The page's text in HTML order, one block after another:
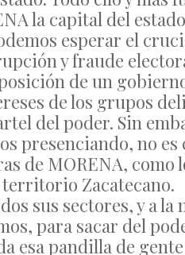
la capital del
esperar el
y fraude
de un
de los grupos
del poder. Sin
presenciando, no es
de MORENA, como
Zacatecano.
sus sectores, y a
para sacar del
esa pandilla de